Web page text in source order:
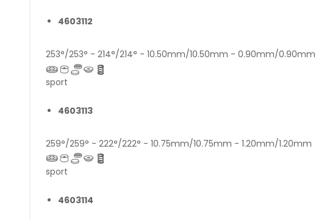
4603112
253°/253° - 214°/214° - 10.50mm/10.50mm - 0.90mm/0.90mm
sport
4603113
259°/259° - 222°/222° - 10.75mm/10.75mm - 1.20mm/1.20mm
sport
4603114